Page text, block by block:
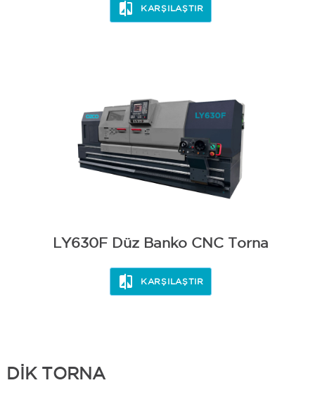
KARŞILAŞTIR
LY630F Düz Banko CNC Torna
KARŞILAŞTIR
DİK TORNA